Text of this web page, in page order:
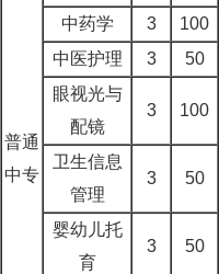
普通
中专
中药学 3
100
中医护理
3
50
眼视光与
配镜
3 100
卫生信息
管理
3 50
婴幼儿托
育
3 50